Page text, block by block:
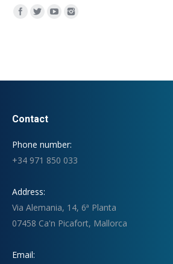
Encuéntranos en:
Contact
Phone number:
+34 971 850 033
Address:
Via Alemania, 14, 6ª Planta
07458 Ca'n Picafort, Mallorca
Email: